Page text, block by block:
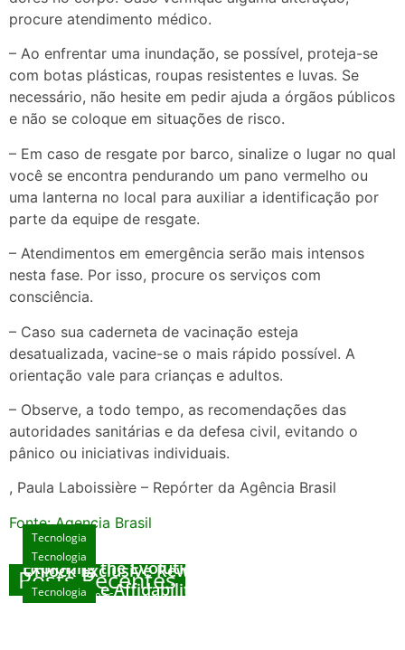
procure atendimento médico.
– Ao enfrentar uma inundação, se possível, proteja-se
com botas plásticas, roupas resistentes e luvas. Se
necessário, não hesite em pedir ajuda a órgãos públicos
e não se coloque em situações de risco.
– Em caso de resgate por barco, sinalize o lugar no qual
você se encontra pendurando um pano vermelho ou
uma lanterna no local para auxiliar a identificação por
parte da equipe de resgate.
– Atendimentos em emergência serão mais intensos
nesta fase. Por isso, procure os serviços com
consciência.
– Caso sua caderneta de vacinação esteja
desatualizada, vacine-se o mais rápido possível. A
orientação vale para crianças e adultos.
– Observe, a todo tempo, as recomendações das
autoridades sanitárias e da defesa civil, evitando o
pânico ou iniciativas individuais.
, Paula Laboissière – Repórter da Agência Brasil
Fonte: Agencia Brasil
Posts Recentes
Tecnologia
Exploring the Evolution of Online Slot Games
agosto 7, 2026
Tecnologia
Unlock Exclusive Rewards at The Big Dog
House
Tecnologia
Sicurezza e Affidabilità di Mr Nulls Wicked
Wares
Tecnologia